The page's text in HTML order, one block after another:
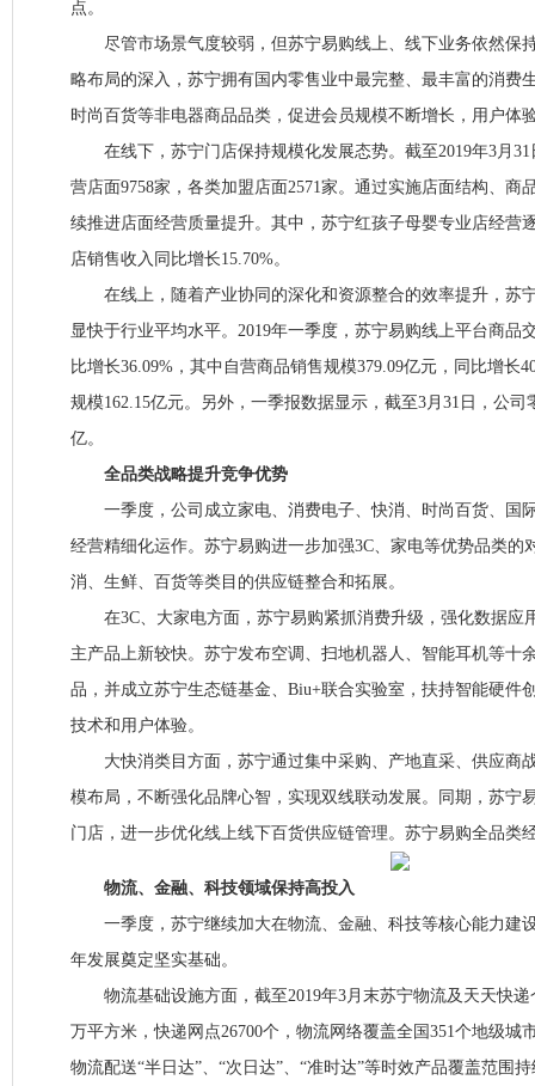
点。
尽管市场景气度较弱，但苏宁易购线上、线下业务依然保
略布局的深入，苏宁拥有国内零售业中最完整、最丰富的消费
时尚百货等非电器商品品类，促进会员规模不断增长，用户体
在线下，苏宁门店保持规模化发展态势。截至2019年3月31
营店面9758家，各类加盟店面2571家。通过实施店面结构、商
续推进店面经营质量提升。其中，苏宁红孩子母婴专业店经营
店销售收入同比增长15.70%。
在线上，随着产业协同的深化和资源整合的效率提升，苏
显快于行业平均水平。2019年一季度，苏宁易购线上平台商品
比增长36.09%，其中自营商品销售规模379.09亿元，同比增长
规模162.15亿元。另外，一季报数据显示，截至3月31日，公司
亿。
全品类战略提升竞争优势
一季度，公司成立家电、消费电子、快消、时尚百货、国
经营精细化运作。苏宁易购进一步加强3C、家电等优势品类的
消、生鲜、百货等类目的供应链整合和拓展。
在3C、大家电方面，苏宁易购紧抓消费升级，强化数据应
主产品上新较快。苏宁发布空调、扫地机器人、智能耳机等十
品，并成立苏宁生态链基金、Biu+联合实验室，扶持智能硬件
技术和用户体验。
大快消类目方面，苏宁通过集中采购、产地直采、供应商
模布局，不断强化品牌心智，实现双线联动发展。同期，苏宁
门店，进一步优化线上线下百货供应链管理。苏宁易购全品类
物流、金融、科技领域保持高投入
一季度，苏宁继续加大在物流、金融、科技等核心能力建
年发展奠定坚实基础。
物流基础设施方面，截至2019年3月末苏宁物流及天天快递
万平方米，快递网点26700个，物流网络覆盖全国351个地级城
物流配送“半日达”、“次日达”、“准时达”等时效产品覆盖范围